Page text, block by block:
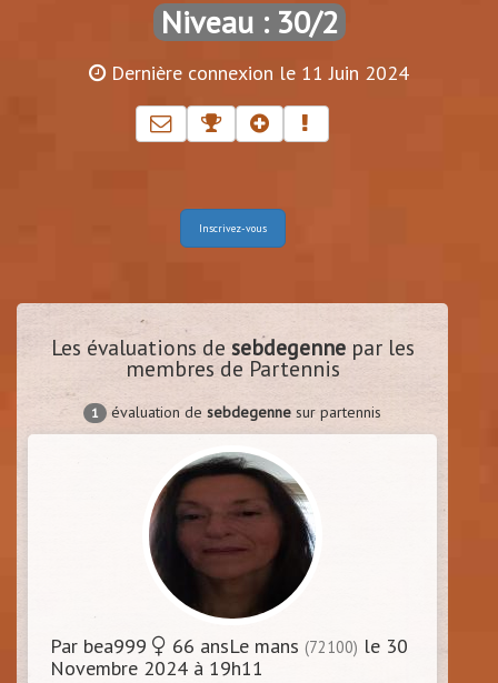
Niveau : 30/2
Dernière connexion le 11 Juin 2024
Inscrivez-vous
Les évaluations de sebdegennepar les
membres de Partennis
1 évaluation de sebdegenne sur partennis
Par bea999 66 ansLe mans (72100) le 30
Novembre 2024 à 19h11